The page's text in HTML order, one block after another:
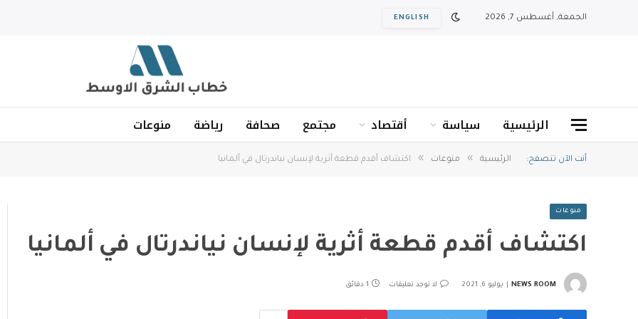
الجمعة, أغسطس 7, 2026 ENGLISH
الرئيسية سياسة أقتصاد مجتمع صحافة رياضة منوعات
أنت الآن تتصفح: الرئيسية » منوعات » اكتشاف أقدم قطعة أثرية لإنسان نياندرتال في ألمانيا
منوعات
اكتشاف أقدم قطعة أثرية لإنسان نياندرتال في ألمانيا
NEWS ROOM يوليو 6, 2021 لا توجد تعليقات 1 دقائق